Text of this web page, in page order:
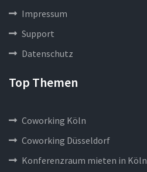
Impressum
Support
Datenschutz
Top Themen
Coworking Köln
Coworking Düsseldorf
Konferenzraum mieten in Köln